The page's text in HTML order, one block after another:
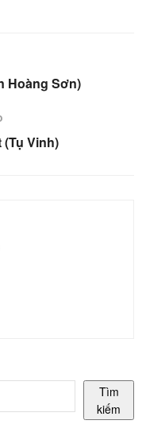
Hoàng Sơn)
Vinh)
Tìm
kiếm